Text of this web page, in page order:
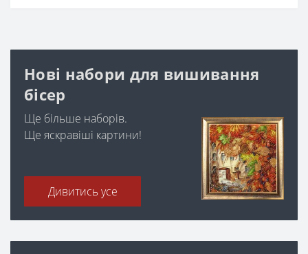
Нові набори для вишивання
бісер
Ще більше наборів.
Ще яскравіші картини!
Дивитись усе